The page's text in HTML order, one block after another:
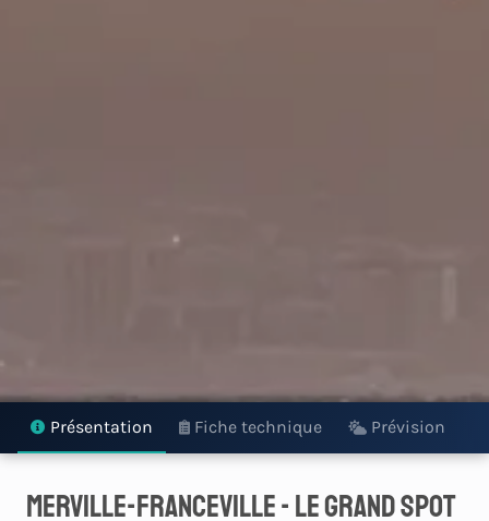
Présentation Fiche technique Prévision
Merville-Franceville - Le Grand Spot